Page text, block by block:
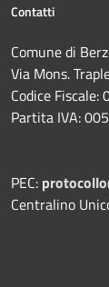
Contatti
Comune di
Via Mons.
Codice
Partita IVA:
PEC:
Centralino